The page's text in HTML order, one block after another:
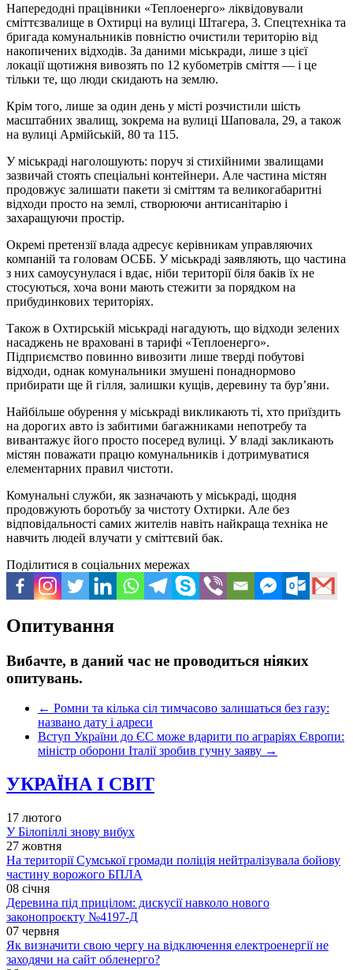
Напередодні працівники «Теплоенерго» ліквідовували
сміттєзвалище в Охтирці на вулиці Штагера, 3. Спецтехніка та
бригада комунальників повністю очистили територію від
накопичених відходів. За даними міськради, лише з цієї
локації щотижня вивозять по 12 кубометрів сміття — і це
тільки те, що люди скидають на землю.
Крім того, лише за один день у місті розчистили шість
масштабних звалищ, зокрема на вулиці Шаповала, 29, а також
на вулиці Армійській, 80 та 115.
У міськраді наголошують: поруч зі стихійними звалищами
зазвичай стоять спеціальні контейнери. Але частина містян
продовжує залишати пакети зі сміттям та великогабаритні
відходи просто на землі, створюючи антисанітарію і
захаращуючи простір.
Окремі претензії влада адресує керівникам управляючих
компаній та головам ОСББ. У міськраді заявляють, що частина
з них самоусунулася і вдає, ніби території біля баків їх не
стосуються, хоча вони мають стежити за порядком на
прибудинкових територіях.
Також в Охтирській міськраді нагадують, що відходи зелених
насаджень не враховані в тарифі «Теплоенерго».
Підприємство повинно вивозити лише тверді побутові
відходи, однак комунальники змушені понаднормово
прибирати ще й гілля, залишки кущів, деревину та бур’яни.
Найбільше обурення у міськраді викликають ті, хто приїздить
на дорогих авто із забитими багажниками непотребу та
вивантажує його просто посеред вулиці. У владі закликають
містян поважати працю комунальників і дотримуватися
елементарних правил чистоти.
Комунальні служби, як зазначають у міськраді, щодня
продовжують боротьбу за чистоту Охтирки. Але без
відповідальності самих жителів навіть найкраща техніка не
навчить людей влучати у сміттєвий бак.
Поділитися в соціальних мережах
Опитування
Вибачте, в даний час не проводиться ніяких
опитувань.
← Ромни та кілька сіл тимчасово залишаться без газу:
названо дату і адреси
Вступ України до ЄС може вдарити по аграріях Європи:
міністр оборони Італії зробив гучну заяву →
УКРАЇНА І СВІТ
17 лютого
У Білопіллі знову вибух
27 жовтня
На території Сумської громади поліція нейтралізувала бойову
частину ворожого БПЛА
08 січня
Деревина під прицілом: дискусії навколо нового
законопроєкту №4197-Д
07 червня
Як визначити свою чергу на відключення електроенергії не
заходячи на сайт обленерго?